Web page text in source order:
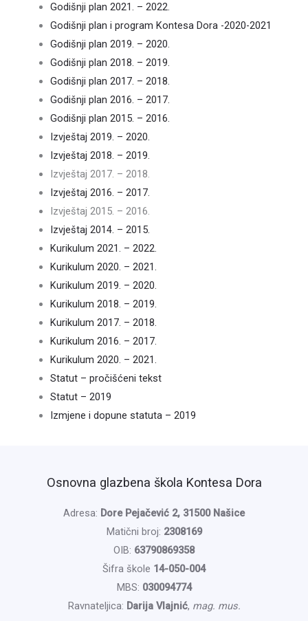
Godišnji plan 2021. – 2022.
Godišnji plan i program Kontesa Dora -2020-2021
Godišnji plan 2019. – 2020.
Godišnji plan 2018. – 2019.
Godišnji plan 2017. – 2018.
Godišnji plan 2016. – 2017.
Godišnji plan 2015. – 2016.
Izvještaj 2019. – 2020.
Izvještaj 2018. – 2019.
Izvještaj 2017. – 2018.
Izvještaj 2016. – 2017.
Izvještaj 2015. – 2016.
Izvještaj 2014. – 2015.
Kurikulum 2021. – 2022.
Kurikulum 2020. – 2021.
Kurikulum 2019. – 2020.
Kurikulum 2018. – 2019.
Kurikulum 2017. – 2018.
Kurikulum 2016. – 2017.
Kurikulum 2020. – 2021.
Statut – pročišćeni tekst
Statut – 2019
Izmjene i dopune statuta – 2019
Osnovna glazbena škola Kontesa Dora
Adresa: Dore Pejačević 2, 31500 Našice
Matični broj: 2308169
OIB: 63790869358
Šifra škole 14-050-004
MBS: 030094774
Ravnateljica: Darija Vlajnić, mag. mus.